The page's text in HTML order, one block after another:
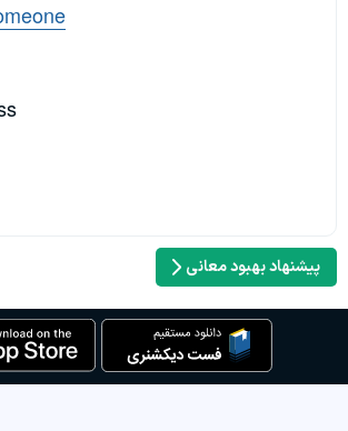
پیشنهاد بهبود معانی